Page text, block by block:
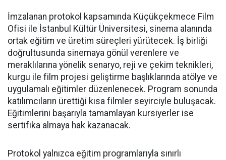
İmzalanan protokol kapsamında Küçükçekmece Film
Ofisi ile İstanbul Kültür Üniversitesi, sinema alanında
ortak eğitim ve üretim süreçleri yürütecek. İş birliği
doğrultusunda sinemaya gönül verenlere ve
meraklılarına yönelik senaryo, reji ve çekim teknikleri,
kurgu ile film projesi geliştirme başlıklarında atölye ve
uygulamalı eğitimler düzenlenecek. Program sonunda
katılımcıların ürettiği kısa filmler seyirciyle buluşacak.
Eğitimlerini başarıyla tamamlayan kursiyerler ise
sertifika almaya hak kazanacak.
Protokol yalnızca eğitim programlarıyla sınırlı